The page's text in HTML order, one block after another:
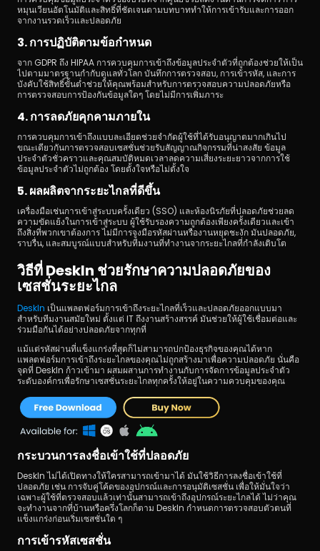
หมุนเวียนอัตโนมัติและสิทธิ์ที่ชัดเจนตามบทบาททำให้การเข้ารับและการออก
จากงานรวดเร็วและปลอดภัย
3. การปฏิบัติตามข้อกำหนด
จาก GDPR ถึง HIPAA การควบคุมการเข้าถึงข้อมูลประจำตัวที่ถูกต้องช่วยให้เป็น
ไปตามมาตรฐานกำกับดูแลทั่วโลก บันทึกการตรวจสอบ, การเข้ารหัส, และการ
บังคับใช้สิทธิ์ขั้นต่ำช่วยให้คุณพร้อมสำหรับการตรวจสอบความปลอดภัยหรือ
การตรวจสอบการป้องกันข้อมูลใดๆ โดยไม่มีการเพิ่มภาระ
4. การลดภัยคุกคามภายใน
การควบคุมการเข้าถึงแบบละเอียดช่วยจำกัดผู้ใช้ที่ได้รับอนุญาตมากเกินไป
ขณะเดียวกันการตรวจสอบเซสชั่นช่วยรับสัญญาณกิจกรรมที่น่าสงสัย ข้อมูล
ประจำตัวชั่วคราวและคุณสมบัติหมดเวลาลดความเสี่ยงระยะยาวจากการใช้
ข้อมูลประจำตัวไม่ถูกต้อง โดยตั้งใจหรือไม่ตั้งใจ
5. ผลผลิตจากระยะไกลที่ดีขึ้น
เครื่องมือเช่นการเข้าสู่ระบบครั้งเดียว (SSO) และห้องนิรภัยที่ปลอดภัยช่วยลด
ความขัดแย้งในการเข้าสู่ระบบ ผู้ใช้รับรองความถูกต้องเพียงครั้งเดียวและเข้า
ถึงสิ่งที่พวกเขาต้องการ ไม่มีการจูงมือรหัสผ่านหรืองานหยุดชะงัก มันปลอดภัย,
ราบรื่น, และสมบูรณ์แบบสำหรับทีมงานที่ทำงานจากระยะไกลที่กำลังเติบโต
วิธีที่ DeskIn ช่วยรักษาความปลอดภัยของ
เซสชั่นระยะไกล
DeskIn เป็นแพลตฟอร์มการเข้าถึงระยะไกลที่เร็วและปลอดภัยออกแบบมา
สำหรับทีมงานสมัยใหม่ ตั้งแต่ IT ถึงงานสร้างสรรค์ มันช่วยให้ผู้ใช้เชื่อมต่อและ
ร่วมมือกันได้อย่างปลอดภัยจากทุกที่
แม้แต่รหัสผ่านที่แข็งแกร่งที่สุดก็ไม่สามารถปกป้องธุรกิจของคุณได้หาก
แพลตฟอร์มการเข้าถึงระยะไกลของคุณไม่ถูกสร้างมาเพื่อความปลอดภัย นั่นคือ
จุดที่ DeskIn ก้าวเข้ามา ผสมผสานการทำงานกับการจัดการข้อมูลประจำตัว
ระดับองค์กรเพื่อรักษาเซสชั่นระยะไกลทุกครั้งให้อยู่ในความควบคุมของคุณ
กระบวนการลงชื่อเข้าใช้ที่ปลอดภัย
DeskIn ไม่ได้เปิดทางให้ใครสามารถเข้ามาได้ มันใช้วิธีการลงชื่อเข้าใช้ที่
ปลอดภัย เช่น การจับคู่โค้ดของอุปกรณ์และการอนุมัติเซสชั่น เพื่อให้มั่นใจว่า
เฉพาะผู้ใช้ที่ตรวจสอบแล้วเท่านั้นสามารถเข้าถึงอุปกรณ์ระยะไกลได้ ไม่ว่าคุณ
จะทำงานจากที่บ้านหรือครึ่งโลกก็ตาม DeskIn กำหนดการตรวจสอบตัวตนที่
แข็งแกร่งก่อนเริ่มเซสชั่นใด ๆ
การเข้ารหัสเซสชั่น